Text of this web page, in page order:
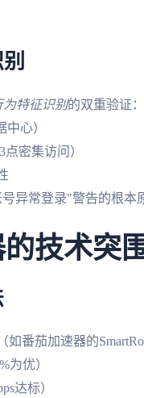
为特征识别的双重验证：
心）
密集访问）
异常登录"警告的根本
技术突
如番茄加速器的
为优）
达标）